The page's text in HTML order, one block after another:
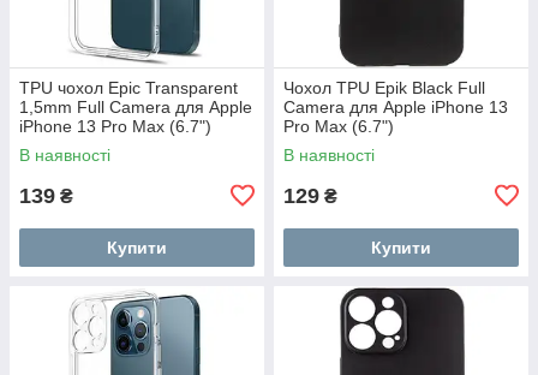
TPU чохол Epic Transparent
1,5mm Full Camera для Apple
iPhone 13 Pro Max (6.7")
В наявності
139 ₴
Купити
Чохол TPU Epik Black Full
Camera для Apple iPhone 13
Pro Max (6.7")
В наявності
129 ₴
Купити